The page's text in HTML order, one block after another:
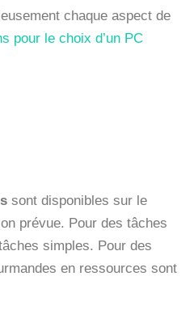
chaque aspect de
pour le choix d’un PC
sont disponibles sur le
prévue. Pour des tâches
simples. Pour des
en ressources sont